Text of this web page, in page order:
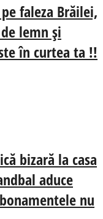
faleza Brăilei,
lemn și
în curtea ta !!
bizară la casa
aduce
nu